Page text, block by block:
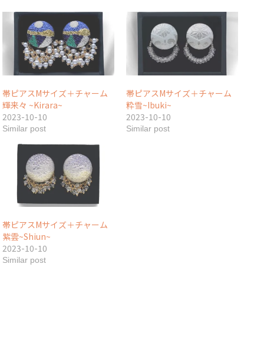
帯ピアスMサイズ＋チャーム
輝来々 ~Kirara~
2023-10-10
Similar post
帯ピアスMサイズ＋チャーム
粋雪~Ibuki~
2023-10-10
Similar post
帯ピアスMサイズ＋チャーム
紫雲~Shiun~
2023-10-10
Similar post